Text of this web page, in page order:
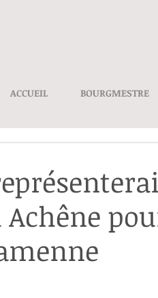
ACCUEIL BOURGMESTRE